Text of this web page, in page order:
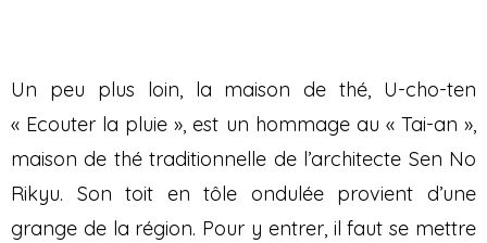
Un peu plus loin, la maison de thé, U-cho-ten
« Ecouter la pluie », est un hommage au « Tai-an »,
maison de thé traditionnelle de l’architecte Sen No
Rikyu. Son toit en tôle ondulée provient d’une
grange de la région. Pour y entrer, il faut se mettre